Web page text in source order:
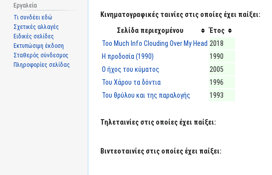
Κινηματογραφικές ταινίες στις οποίες έχει παίξει:
Σελίδα περιεχομένου
Έτος
Too Much Info Clouding Over My Head 2018
Η προδοσία (1990)
1990
Ο ήχος του κύματος
2005
Του Χάρου τα δόντια
1996
Του θρύλου και της παραλογής
1993
Τηλεταινίες στις οποίες έχει παίξει:
Βιντεοταινίες στις οποίες έχει παίξει:
Εργαλεία
Τι συνδέει εδώ
Σχετικές αλλαγές
Ειδικές σελίδες
Εκτυπώσιμη έκδοση
Σταθερός σύνδεσμος
Πληροφορίες σελίδας